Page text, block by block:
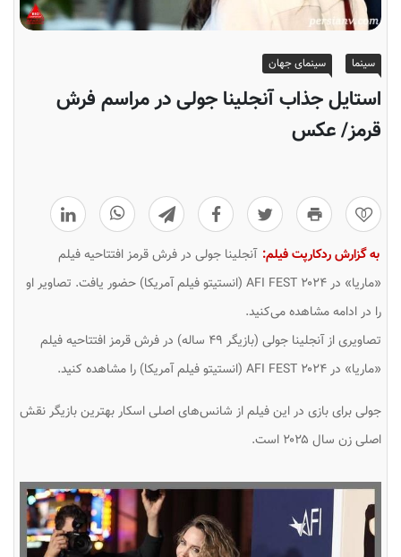
سینما سینمای جهان
استایل جذاب آنجلینا جولی در مراسم فرش
قرمز/ عکس
0
به گزارش ردکارپت فیلم: آنجلینا جولی در فرش قرمز افتتاحیه فیلم
«ماریا» در ۲۰۲۴ AFI FEST (انستیتو فیلم آمریکا) حضور یافت. تصاویر او
را در ادامه مشاهده می‌کنید.
تصاویری از آنجلینا جولی (بازیگر ۴۹ ساله) در فرش قرمز افتتاحیه فیلم
«ماریا» در ۲۰۲۴ AFI FEST (انستیتو فیلم آمریکا) را مشاهده کنید.
جولی برای بازی در این فیلم از شانس‌های اصلی اسکار بهترین بازیگر نقش
اصلی زن سال ۲۰۲۵ است.